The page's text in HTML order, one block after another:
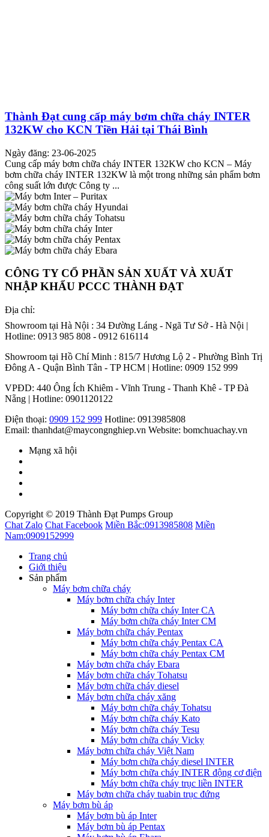
Thành Đạt cung cấp máy bơm chữa cháy INTER
132KW cho KCN Tiền Hải tại Thái Bình
Ngày đăng: 23-06-2025
Cung cấp máy bơm chữa cháy INTER 132KW cho KCN – Máy
bơm chữa cháy INTER 132KW là một trong những sản phẩm bơm
công suất lớn được Công ty ...
CÔNG TY CỔ PHẦN SẢN XUẤT VÀ XUẤT
NHẬP KHẨU PCCC THÀNH ĐẠT
Địa chỉ:
Showroom tại Hà Nội : 34 Đường Láng - Ngã Tư Sở - Hà Nội |
Hotline: 0913 985 808 - 0912 616114
Showroom tại Hồ Chí Minh : 815/7 Hương Lộ 2 - Phường Bình Trị
Đông A - Quận Bình Tân - TP HCM | Hotline: 0909 152 999
VPĐD: 440 Ông Ích Khiêm - Vĩnh Trung - Thanh Khê - TP Đà
Nẵng | Hotline: 0901120122
Điện thoại: 0909 152 999 Hotline: 0913985808
Email: thanhdat@maycongnghiep.vn Website: bomchuachay.vn
Mạng xã hội
Copyright © 2019 Thành Đạt Pumps Group
Chat Zalo Chat Facebook Miền Bắc:0913985808 Miền
Nam:0909152999
Trang chủ
Giới thiệu
Sản phẩm
Máy bơm chữa cháy
Máy bơm chữa cháy Inter
Máy bơm chữa cháy Inter CA
Máy bơm chữa cháy Inter CM
Máy bơm chữa cháy Pentax
Máy bơm chữa cháy Pentax CA
Máy bơm chữa cháy Pentax CM
Máy bơm chữa cháy Ebara
Máy bơm chữa cháy Tohatsu
Máy bơm chữa cháy diesel
Máy bơm chữa cháy xăng
Máy bơm chữa cháy Tohatsu
Máy bơm chữa cháy Kato
Máy bơm chữa cháy Tesu
Máy bơm chữa cháy Vicky
Máy bơm chữa cháy Việt Nam
Máy bơm chữa cháy diesel INTER
Máy bơm chữa cháy INTER động cơ điện
Máy bơm chữa cháy trục liền INTER
Máy bơm chữa cháy tuabin trục đứng
Máy bơm bù áp
Máy bơm bù áp Inter
Máy bơm bù áp Pentax